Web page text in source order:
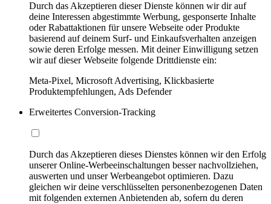
Durch das Akzeptieren dieser Dienste können wir dir auf
deine Interessen abgestimmte Werbung, gesponserte Inhalte
oder Rabattaktionen für unsere Webseite oder Produkte
basierend auf deinem Surf- und Einkaufsverhalten anzeigen
sowie deren Erfolge messen. Mit deiner Einwilligung setzen
wir auf dieser Webseite folgende Drittdienste ein:
Meta-Pixel, Microsoft Advertising, Klickbasierte
Produktempfehlungen, Ads Defender
Erweitertes Conversion-Tracking
Durch das Akzeptieren dieses Dienstes können wir den Erfolg
unserer Online-Werbeeinschaltungen besser nachvollziehen,
auswerten und unser Werbeangebot optimieren. Dazu
gleichen wir deine verschlüsselten personenbezogenen Daten
mit folgenden externen Anbietenden ab, sofern du deren